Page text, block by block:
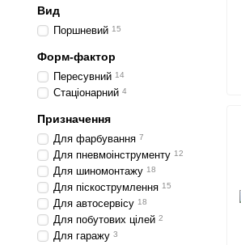
Вид
Поршневий 15
Форм-фактор
Пересувний 14
Стаціонарний 4
Призначення
Для фарбування 7
Для пневмоінструменту 12
Для шиномонтажу 18
Для піскострумлення 15
Для автосервісу 18
Для побутових цілей 2
Для гаражу 3